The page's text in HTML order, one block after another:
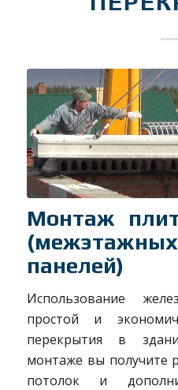
Монтаж
панелей)
Использование
простой и
перекрытия в
монтаже вы получите
потолок и